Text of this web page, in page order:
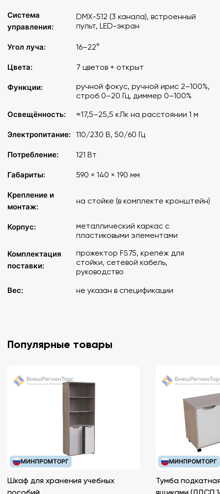
Яркость: от 17500 Лк до 25500 Лк на расстоянии 1 м
Потребляемая мощность:121 Вт
"
Система
управления:
DMX-512 (3 канала), встроенный
пульт, LED-экран
Угол луча: 16–22°
Цвета: 7 цветов + открыт
Функции:
ручной фокус, ручной ирис 2–100%,
строб 0–20 Гц, диммер 0–100%
Освещённость:
≈17,5–25,5 кЛк на расстоянии 1 м
Электропитание: 110/230 В, 50/60 Гц
Потребление: 121 Вт
Габариты: 590 × 140 × 190 мм
Крепление и
монтаж:
на стойке (в комплекте кронштейн)
Корпус:
металлический каркас с
пластиковыми элементами
Комплектация
поставки:
прожектор FS75, крепёж для
стойки, сетевой кабель,
руководство
Вес:
не указан в спецификации
Популярные товары
МИНПРОМТОРГ
Шкаф для хранения учебных
МИНПРОМТОРГ
Тумба